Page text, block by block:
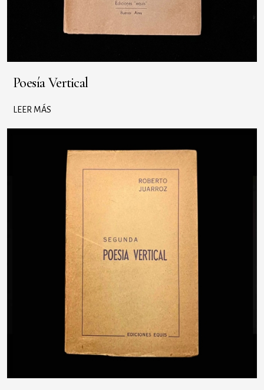
Poesía Vertical
LEER MÁS